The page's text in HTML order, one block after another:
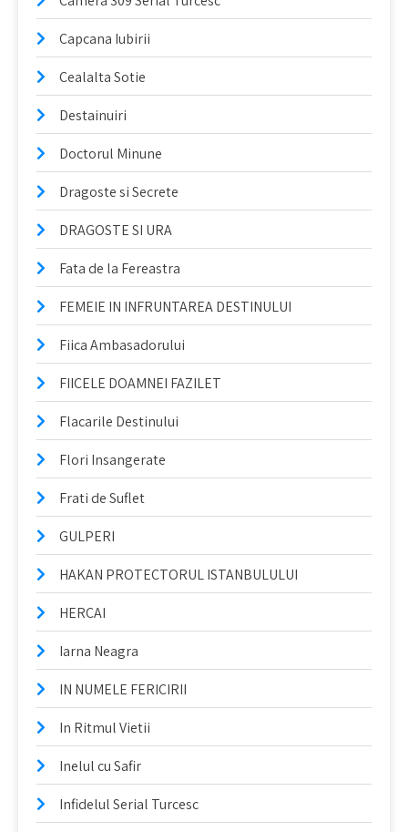
Capcana Iubirii
Cealalta Sotie
Destainuiri
Doctorul Minune
Dragoste si Secrete
DRAGOSTE SI URA
Fata de la Fereastra
FEMEIE IN INFRUNTAREA DESTINULUI
Fiica Ambasadorului
FIICELE DOAMNEI FAZILET
Flacarile Destinului
Flori Insangerate
Frati de Suflet
GULPERI
HAKAN PROTECTORUL ISTANBULULUI
HERCAI
Iarna Neagra
IN NUMELE FERICIRII
In Ritmul Vietii
Inelul cu Safir
Infidelul Serial Turcesc